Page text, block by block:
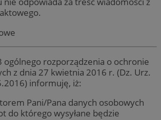
ogólnego rozporządzenia o ochronie
z dnia 27 kwietnia 2016 r. (Dz. Urz.
informuję, iż:
Pani/Pana danych osobowych
do którego wysyłane będzie